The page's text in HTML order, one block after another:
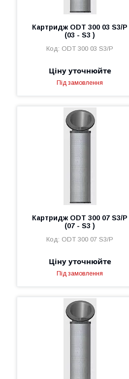
Картридж ODT 300 03 S3/P
(03 - S3 )
ODT 300 03 S3/P
Ціну уточнюйте
Під замовлення
Картридж ODT 300 07 S3/P
(07 - S3 )
ODT 300 07 S3/P
Ціну уточнюйте
Під замовлення